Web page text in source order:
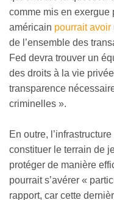
comme mis en exergue
américain pourrait avoir
de l’ensemble des
Fed devra trouver un
des droits à la vie
transparence
criminelles ».
En outre,
constituer le terrain de
protéger de manière
pourrait s’avérer «
rapport, car cette